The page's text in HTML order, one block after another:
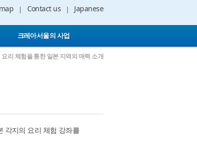
Contact us Japanese
크레아서울의 사업
요리 체험을 통한 일본 지역의 매력 소개
각지의 요리 체험 강좌를